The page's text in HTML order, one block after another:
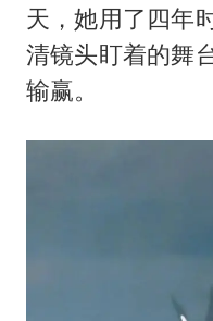
天，她用了四年
清镜头盯着的舞
输赢。